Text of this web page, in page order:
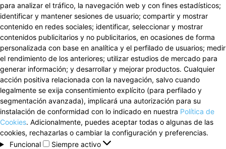
para analizar el tráfico, la navegación web y con fines estadísticos;
identificar y mantener sesiones de usuario; compartir y mostrar
contenido en redes sociales; identificar, seleccionar y mostrar
contenidos publicitarios y no publicitarios, en ocasiones de forma
personalizada con base en analítica y el perfilado de usuarios; medir
el rendimiento de los anteriores; utilizar estudios de mercado para
generar información; y desarrollar y mejorar productos. Cualquier
acción positiva relacionada con la navegación, salvo cuando
legalmente se exija consentimiento explícito (para perfilado y
segmentación avanzada), implicará una autorización para su
instalación de conformidad con lo indicado en nuestra Política de
Cookies. Adicionalmente, puedes aceptar todas o algunas de las
cookies, rechazarlas o cambiar la configuración y preferencias.
Funcional
Funcional
Siempre activo